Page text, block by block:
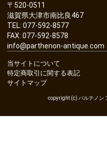
〒520-0511
滋賀県大津市南比良467
TEL: 077-592-8577
FAX: 077-592-8578
info@parthenon-antique.com
当サイトについて
特定商取引に関する表記
サイトマップ
copyright (c) パルテノン